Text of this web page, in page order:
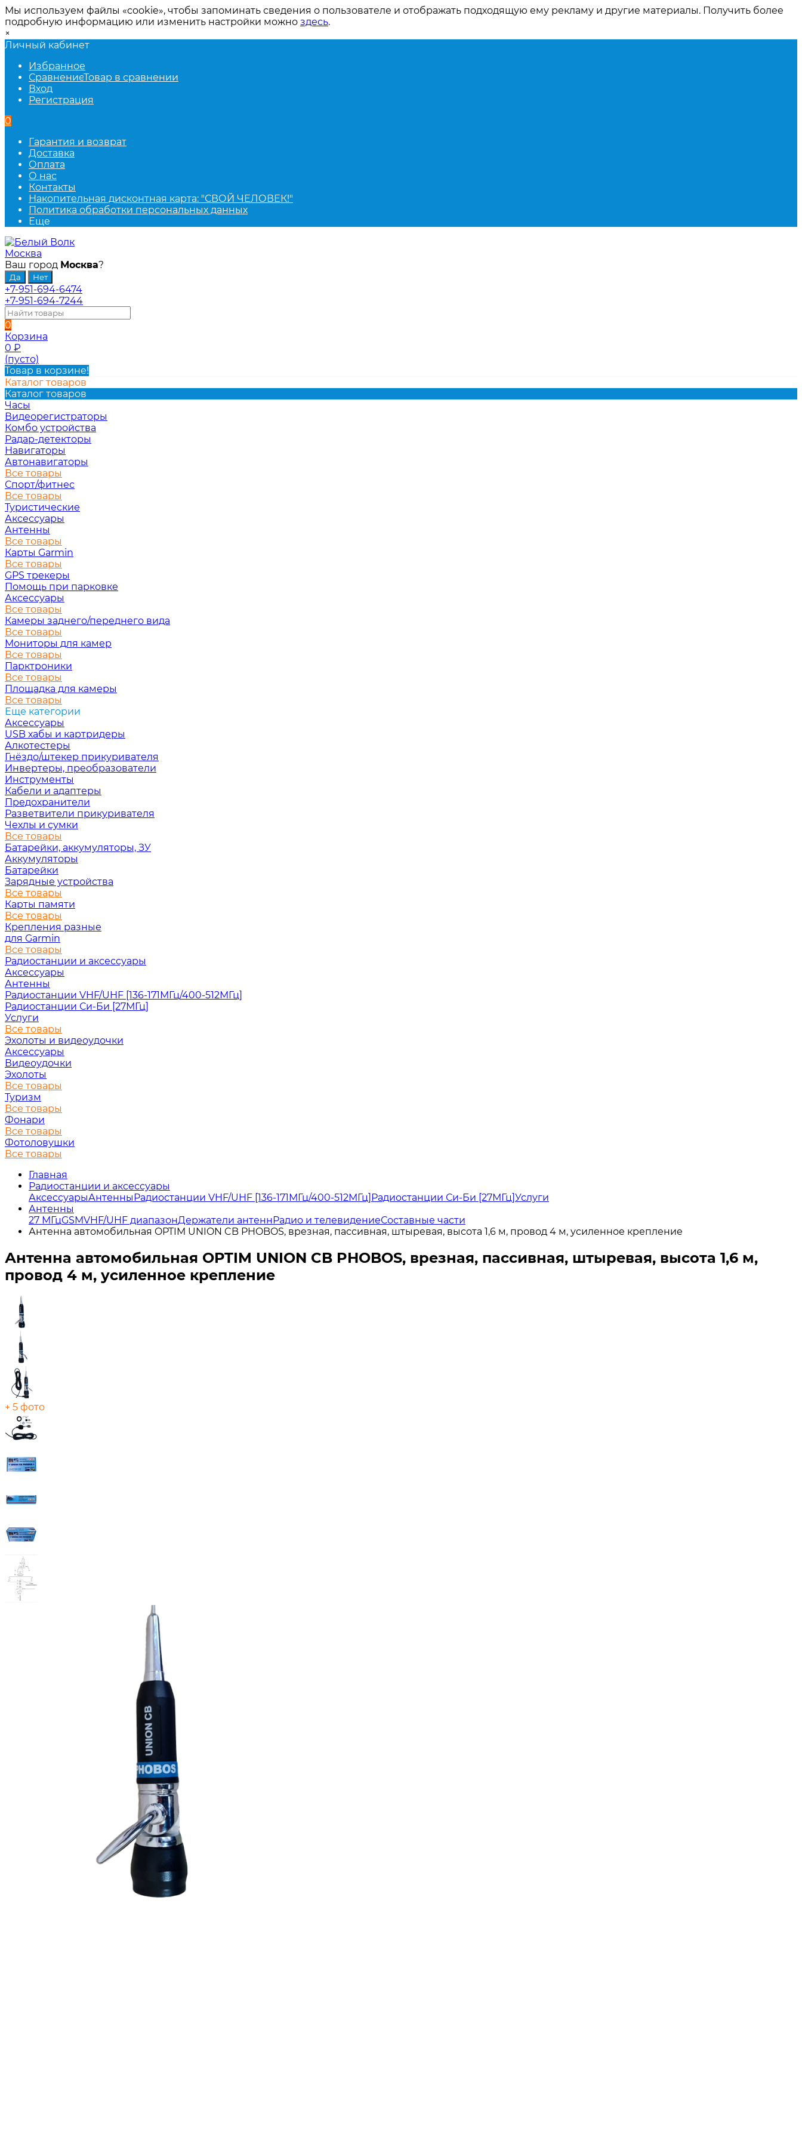
Мы используем файлы «cookie», чтобы запоминать сведения о пользователе и отображать подходящую ему рекламу и другие материалы. Получить более
подробную информацию или изменить настройки можно здесь.
×
Личный кабинет
Избранное
СравнениеТовар в сравнении
Вход
Регистрация
0
Гарантия и возврат
Доставка
Оплата
О нас
Контакты
Накопительная дисконтная карта: "СВОЙ ЧЕЛОВЕК!"
Политика обработки персональных данных
Еще
Москва
Ваш город Москва?
+7-951-694-6474
+7-951-694-7244
0
Корзина
0 ₽
(пусто)
Товар в корзине!
Каталог товаров
Каталог товаров
Часы
Видеорегистраторы
Комбо устройства
Радар-детекторы
Навигаторы
Автонавигаторы
Все товары
Спорт/фитнес
Все товары
Туристические
Аксессуары
Антенны
Все товары
Карты Garmin
Все товары
GPS трекеры
Помощь при парковке
Аксессуары
Все товары
Камеры заднего/переднего вида
Все товары
Мониторы для камер
Все товары
Парктроники
Все товары
Площадка для камеры
Все товары
Еще категории
Аксессуары
USB хабы и картридеры
Алкотестеры
Гнёздо/штекер прикуривателя
Инвертеры, преобразователи
Инструменты
Кабели и адаптеры
Предохранители
Разветвители прикуривателя
Чехлы и сумки
Все товары
Батарейки, аккумуляторы, ЗУ
Аккумуляторы
Батарейки
Зарядные устройства
Все товары
Карты памяти
Все товары
Крепления разные
для Garmin
Все товары
Радиостанции и аксессуары
Аксессуары
Антенны
Радиостанции VHF/UHF [136-171МГц/400-512МГц]
Радиостанции Си-Би [27МГц]
Услуги
Все товары
Эхолоты и видеоудочки
Аксессуары
Видеоудочки
Эхолоты
Все товары
Туризм
Все товары
Фонари
Все товары
Фотоловушки
Все товары
Главная
Радиостанции и аксессуары
АксессуарыАнтенныРадиостанции VHF/UHF [136-171МГц/400-512МГц]Радиостанции Си-Би [27МГц]Услуги
Антенны
27 МГцGSMVHF/UHF диапазонДержатели антеннРадио и телевидениеСоставные части
Антенна автомобильная OPTIM UNION CB PHOBOS, врезная, пассивная, штыревая, высота 1,6 м, провод 4 м, усиленное крепление
Антенна автомобильная OPTIM UNION CB PHOBOS, врезная, пассивная, штыревая, высота 1,6 м,
провод 4 м, усиленное крепление
+ 5 фото